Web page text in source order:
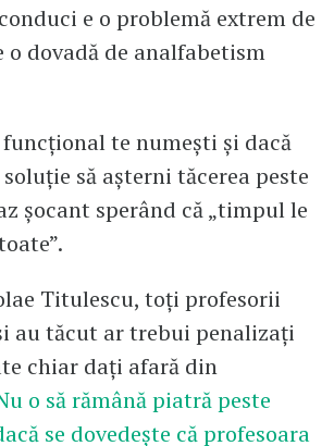
e o problemă extrem de
o dovadă de analfabetism
te numești și dacă
să așterni tăcerea peste
șocant sperând că „timpul le
Titulescu, toți profesorii
au tăcut ar trebui penalizați
chiar dați afară din
o să rămână piatră peste
se dovedește că profesoara